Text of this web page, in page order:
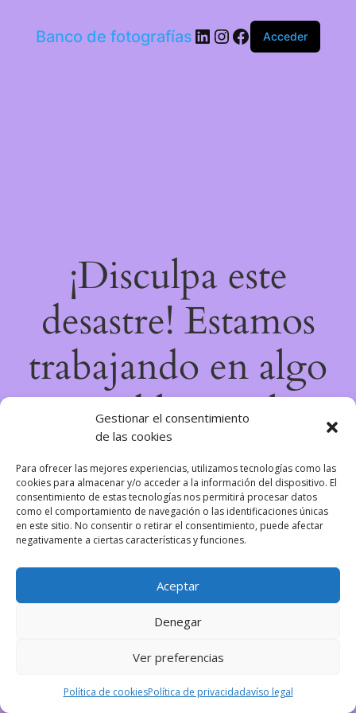
Gestionar el consentimiento
de las cookies
Para ofrecer las mejores experiencias, utilizamos tecnologías como las
cookies para almacenar y/o acceder a la información del dispositivo. El
consentimiento de estas tecnologías nos permitirá procesar datos
como el comportamiento de navegación o las identificaciones únicas
en este sitio. No consentir o retirar el consentimiento, puede afectar
negativamente a ciertas características y funciones.
Aceptar
Denegar
Ver preferencias
Política de cookiesPolítica de privacidadavíso legal
Banco de fotografías LinkedIn
Instagram
Facebook
Acceder
¡Disculpa este
desastre! Estamos
trabajando en algo
increíble, ¡vuelve
pronto!